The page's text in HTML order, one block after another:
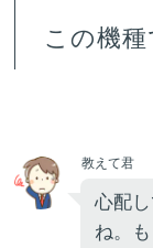
この機
教えて君
心配
ね。